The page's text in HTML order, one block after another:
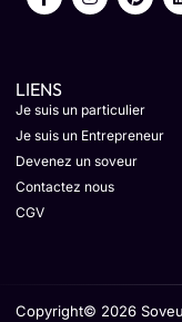
LIENS
Je suis un particulier
Je suis un Entrepreneur
Devenez un soveur
Contactez nous
CGV
Copyright© 2026